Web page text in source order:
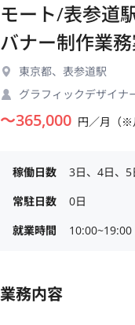
モート/表参道
バナー制作業
東京都、表参道駅
グラフィックデザイナ
〜365,000 円／月（※
稼働日数
3日、4日、5
常駐日数
0日
就業時間
10:00~19:00
業務内容